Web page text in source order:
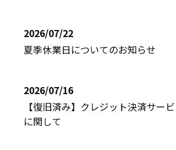
2026/07/22
夏季休業日についてのお知らせ
2026/07/16
【復旧済み】クレジット決済サー
に関して